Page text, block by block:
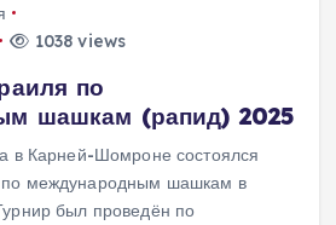
1038 views
по
шашкам (рапид) 2025
в Карней-Шомроне состоялся
международным шашкам в
был проведён по